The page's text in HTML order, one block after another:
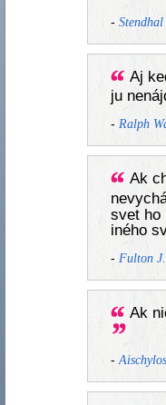
- Stendhal
Aj
ju
- Ralph
Ak
svet ho
iného
- Fulton J.
Ak
- Aischylos